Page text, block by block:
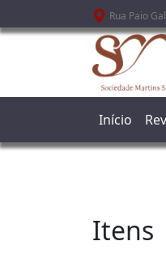
Passar para o conteúdo
Rua Paio
Início
Itens